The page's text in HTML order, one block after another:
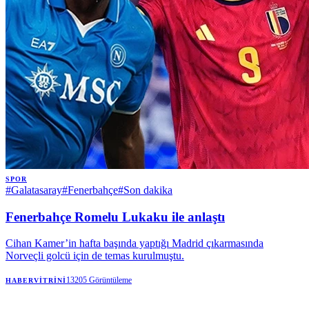
SPOR
#Galatasaray#Fenerbahçe#Son dakika
Fenerbahçe Romelu Lukaku ile anlaştı
Cihan Kamer’in hafta başında yaptığı Madrid çıkarmasında
Norveçli golcü için de temas kurulmuştu.
HABERVITRINI13205 Görüntüleme